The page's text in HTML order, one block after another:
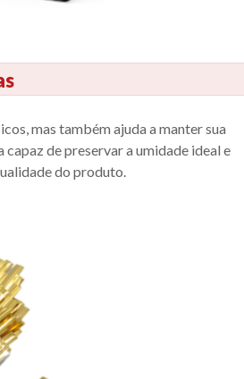
mas também ajuda a manter sua
de preservar a umidade ideal e
do produto.